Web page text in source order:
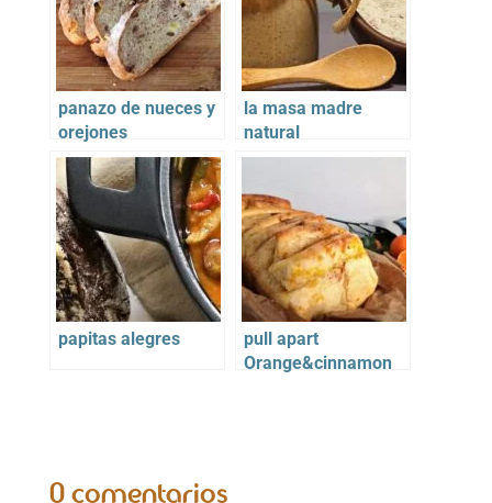
panazo de nueces y
orejones
la masa madre
natural
papitas alegres
pull apart
Orange&cinnamon
0 comentarios